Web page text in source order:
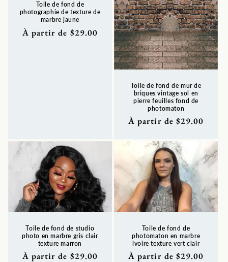
Toile de fond de
photographie de texture de
marbre jaune
Prix
À partir de $29.00
Toile de fond de mur de
briques vintage sol en
pierre feuilles fond de
photomaton
Prix
À partir de $29.00
Toile de fond de studio
photo en marbre gris clair
texture marron
Prix
À partir de $29.00
Toile de fond de
photomaton en marbre
ivoire texture vert clair
Prix
À partir de $29.00